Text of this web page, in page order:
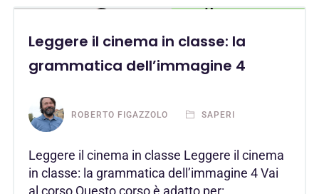
Leggere il cinema in classe: la
grammatica dell’immagine 4
ROBERTO FIGAZZOLO SAPERI
Leggere il cinema in classe Leggere il cinema
in classe: la grammatica dell’immagine 4 Vai
al corso Questo corso è adatto per: